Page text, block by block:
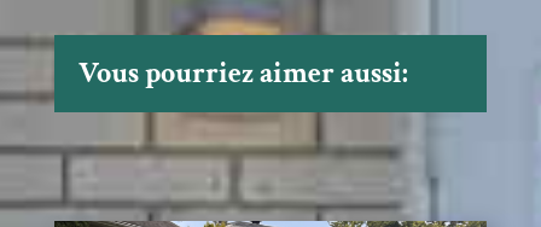
Vous pourriez aimer aussi: